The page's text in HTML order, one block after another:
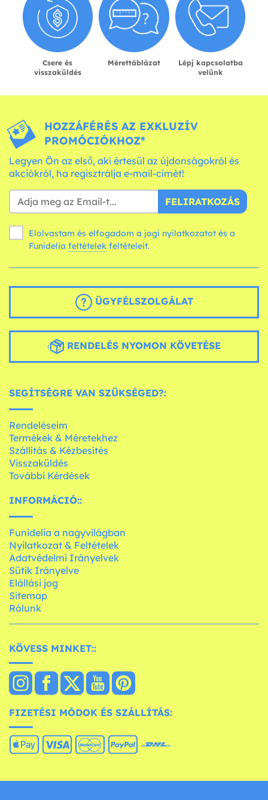
Csere és
visszaküldés
Mérettáblázat
Lépj kapcsolatba
velünk
HOZZÁFÉRÉS AZ EXKLUZÍV
PROMÓCIÓKHOZ*
Legyen Ön az első, aki értesül az újdonságokról és
akciókról, ha regisztrálja e-mail-címét!
FELIRATKOZÁS
Elolvastam és elfogadom a jogi nyilatkozatot és a
Funidelia feltételek feltételeit.
ÜGYFÉLSZOLGÁLAT
RENDELÉS NYOMON KÖVETÉSE
SEGÍTSÉGRE VAN SZÜKSÉGED?:
Rendeléseim
Termékek & Méretekhez
Szállítás & Kézbesítés
Visszaküldés
További Kérdések
INFORMÁCIÓ::
Funidelia a nagyvilágban
Nyilatkozat & Feltételek
Adatvédelmi Irányelvek
Sütik Irányelve
Elállási jog
Sitemap
Rólunk
KÖVESS MINKET::
FIZETÉSI MÓDOK ÉS SZÁLLÍTÁS: